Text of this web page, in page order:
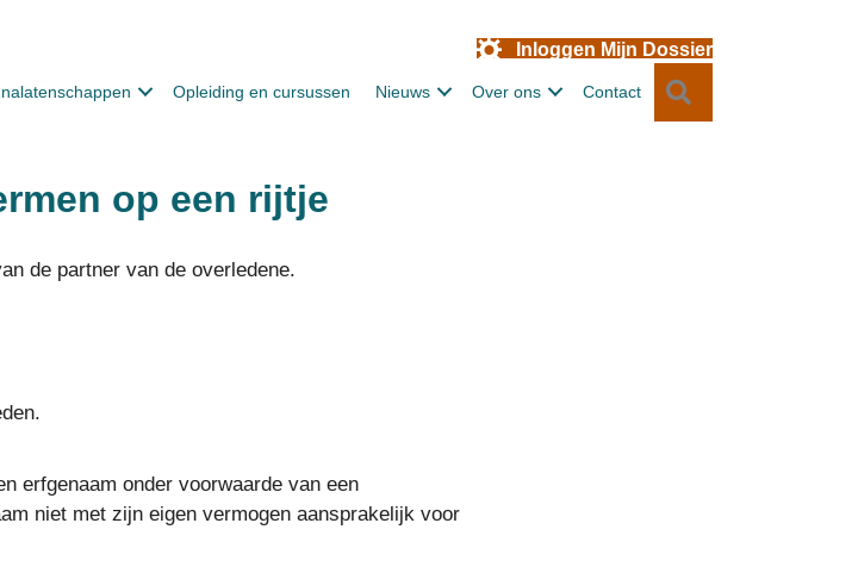
Inloggen Mijn Dossier
Opleiding en cursussen Nieuws Over ons Contact
op een rijtje
de partner van de overledene.
erfgenaam onder voorwaarde van een
niet met zijn eigen vermogen aansprakelijk voor